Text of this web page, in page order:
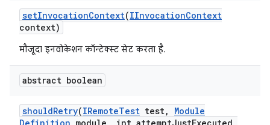
setInvocationContext(IInvocationContext
context)
मौजूदा इनवोकेशन कॉन्टेक्स्ट सेट करता है.
abstract boolean
shouldRetry(IRemoteTest test,
Module